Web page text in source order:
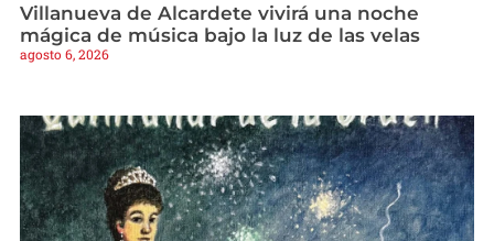
Villanueva de Alcardete vivirá una noche
mágica de música bajo la luz de las velas
agosto 6, 2026